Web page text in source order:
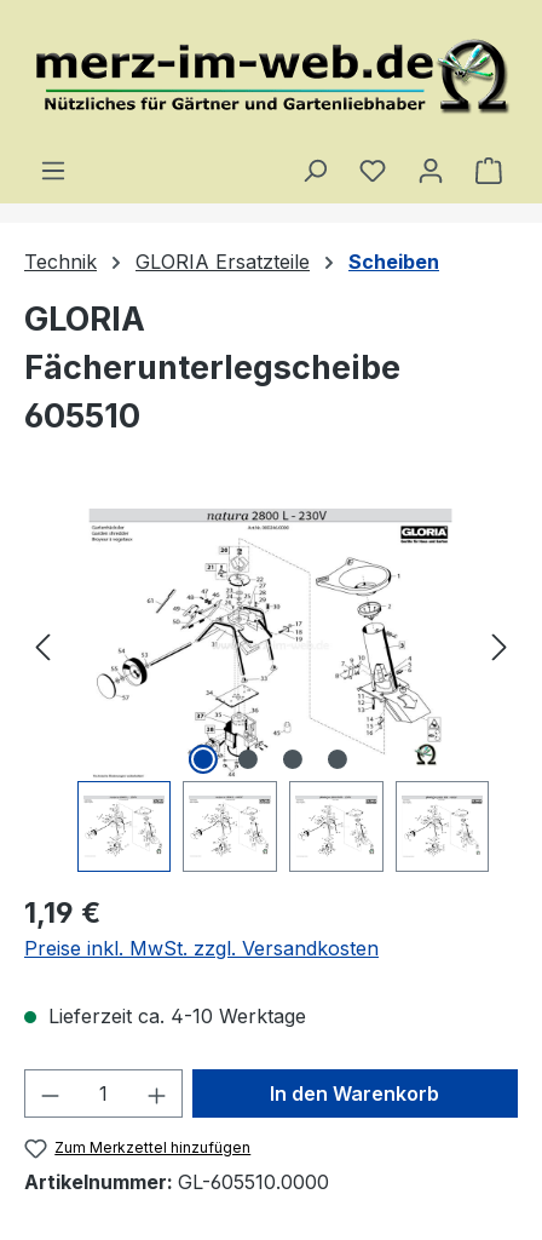
Du hast 0
Technik GLORIA Ersatzteile Scheiben
GLORIA
Fächerunterlegscheibe
605510
Bildergalerie überspringen
Regulärer Preis:
1,19 €
Preise inkl. MwSt. zzgl. Versandkosten
Lieferzeit ca. 4-10 Werktage
Produkt Anzahl: Gib denIn den Warenkorb
Zum Merkzettel hinzufügen
Artikelnummer: GL-605510.0000